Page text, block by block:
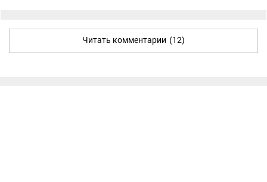
Читать комментарии (12)